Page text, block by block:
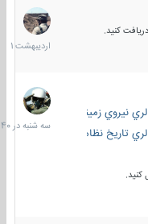
کنید.
30
1401
نيروي زميني
تاریخ نظامی
سه
شنبه
در